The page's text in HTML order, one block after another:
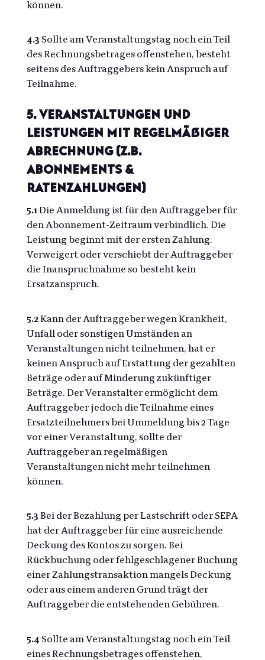
können.
4.3 Sollte am Veranstaltungstag noch ein Teil
des Rechnungsbetrages offenstehen, besteht
seitens des Auftraggebers kein Anspruch auf
Teilnahme.
5. Veranstaltungen und
Leistungen mit regelmäßiger
Abrechnung (z.B.
Abonnements &
Ratenzahlungen)
5.1Die Anmeldung ist für den Auftraggeber für
den Abonnement-Zeitraum verbindlich. Die
Leistung beginnt mit der ersten Zahlung.
Verweigert oder verschiebt der Auftraggeber
die Inanspruchnahme so besteht kein
Ersatzanspruch.
5.2Kann der Auftraggeber wegen Krankheit,
Unfall oder sonstigen Umständen an
Veranstaltungen nicht teilnehmen, hat er
keinen Anspruch auf Erstattung der gezahlten
Beträge oder auf Minderung zukünftiger
Beträge. Der Veranstalter ermöglicht dem
Auftraggeber jedoch die Teilnahme eines
Ersatzteilnehmers bei Ummeldung bis 2 Tage
vor einer Veranstaltung, sollte der
Auftraggeber an regelmäßigen
Veranstaltungen nicht mehr teilnehmen
können.
5.3 Bei der Bezahlung per Lastschrift oder SEPA
hat der Auftraggeber für eine ausreichende
Deckung des Kontos zu sorgen. Bei
Rückbuchung oder fehlgeschlagener Buchung
einer Zahlungstransaktion mangels Deckung
oder aus einem anderen Grund trägt der
Auftraggeber die entstehenden Gebühren.
5.4 Sollte am Veranstaltungstag noch ein Teil
eines Rechnungsbetrages offenstehen,